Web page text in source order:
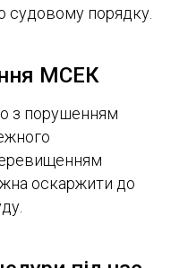
судовому порядку.
МСЕК
з порушенням
оскаржити до